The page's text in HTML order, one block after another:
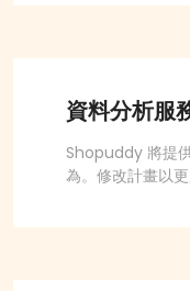
資料分析服
Shopuddy 將提
為。修改計畫以